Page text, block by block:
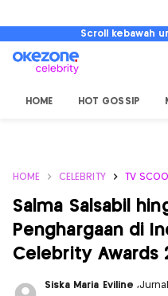
Scroll kebawah
HOME HOT GOSSIP
HOME CELEBRITY TV
Salma Salsabil
Penghargaan di
Celebrity Awards
Siska Maria Eviline ,